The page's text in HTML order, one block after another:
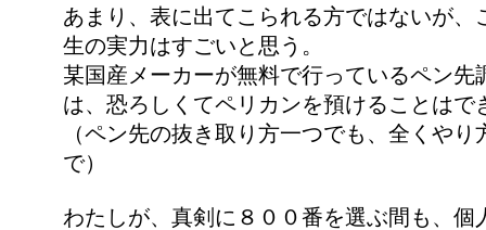
あまり、表に出てこられる方ではないが、
生の実力はすごいと思う。
某国産メーカーが無料で行っているペン先
は、恐ろしくてペリカンを預けることはで
（ペン先の抜き取り方一つでも、全くやり
で）
わたしが、真剣に８００番を選ぶ間も、個